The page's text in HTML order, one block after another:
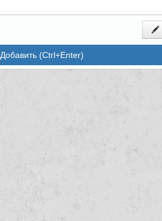
Добавить (Ctrl+Enter)